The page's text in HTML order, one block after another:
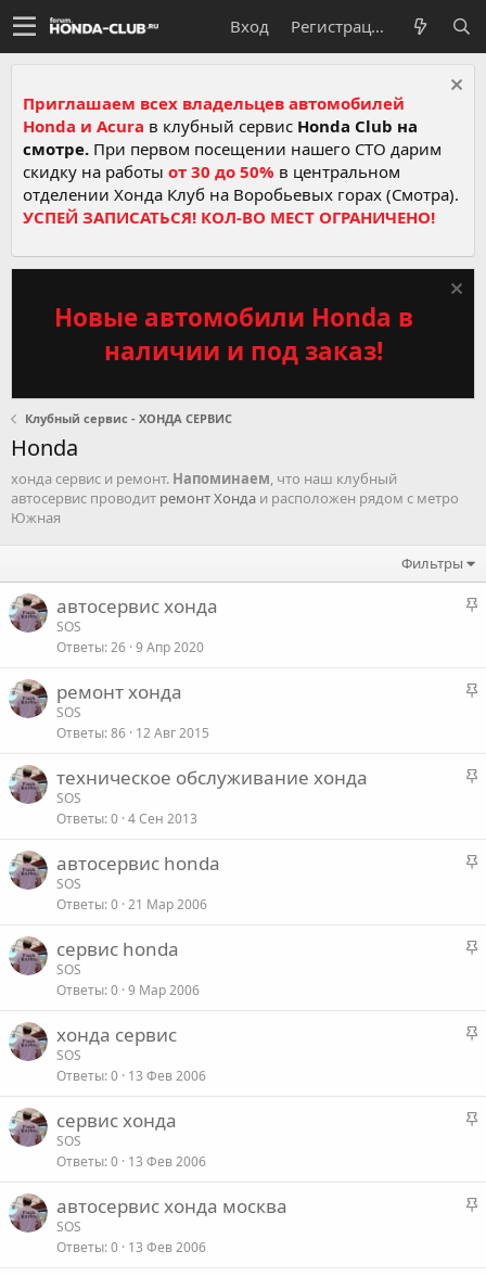
Вход Регистрация
Приглашаем всех владельцев автомобилей
Honda и Acura в клубный сервис Honda Club на
смотре. При первом посещении нашего СТО дарим
скидку на работы от 30 до 50% в центральном
отделении Хонда Клуб на Воробьевых горах (Смотра).
УСПЕЙ ЗАПИСАТЬСЯ! КОЛ-ВО МЕСТ ОГРАНИЧЕНО!
Новые автомобили Honda в
наличии и под заказ!
Клубный сервис - ХОНДА СЕРВИС
Honda
хонда сервис и ремонт. Напоминаем, что наш клубный
автосервис проводит ремонт Хонда и расположен рядом с метро
Южная
Фильтры
З
е
н
автосервис хонда
SOS
Ответы 26 9 Апр 2020
З
е
н
ремонт хонда
SOS
Ответы 86 12 Авг 2015
З
е
н
техническое обслуживание хонда
SOS
Ответы 0 4 Сен 2013
З
е
н
автосервис honda
SOS
Ответы 0 21 Мар 2006
З
е
н
сервис honda
SOS
Ответы 0 9 Мар 2006
З
е
н
хонда сервис
SOS
Ответы 0 13 Фев 2006
З
е
сервис хонда
SOS
Ответы 0 13 Фев 2006
З
автосервис хонда москва
SOS
Ответы 0 13 Фев 2006